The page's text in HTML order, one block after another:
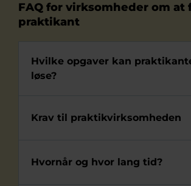
FAQ for virksomheder om at
praktikant
Hvilke opgaver kan
løse?
Krav til praktikvirksomheden
Hvornår og hvor lang tid?